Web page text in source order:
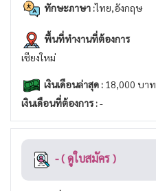
ทักษะภาษา :ไทย,อังกฤษ
พื้นที่ทำงานที่ต้องการ
เชียงใหม่
เงินเดือนล่าสุด : 18,000 บาท
เงินเดือนที่ต้องการ :-
- ( ดูใบสมัคร )